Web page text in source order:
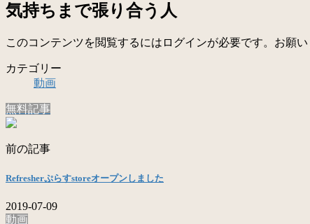
気持ちまで張り合う人
このコンテンツを閲覧するにはログインが必要です。お願い
カテゴリー
動画
無料記事
前の記事
Refresherぷらすstoreオープンしました
2019-07-09
動画